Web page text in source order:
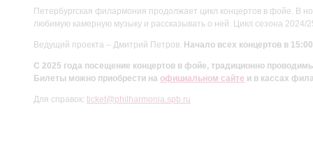
Петербургская филармония продолжает цикл концертов в фойе. В
любимую камерную музыку и рассказывать о ней. Цикл сезона
Ведущий проекта – Дмитрий Петров. Начало всех концертов в
С 2025 года посещение концертов в фойе, традиционно
Билеты можно приобрести на официальном сайте и в кассах
Для справок: ticket@philharmonia.spb.ru